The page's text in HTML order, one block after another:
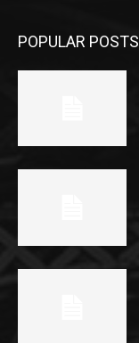
POPULAR POSTS